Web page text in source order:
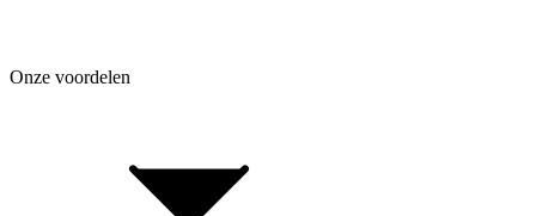
Over BikeExchange
Voor retailers & merken: B2B Informatie
Onze voordelen